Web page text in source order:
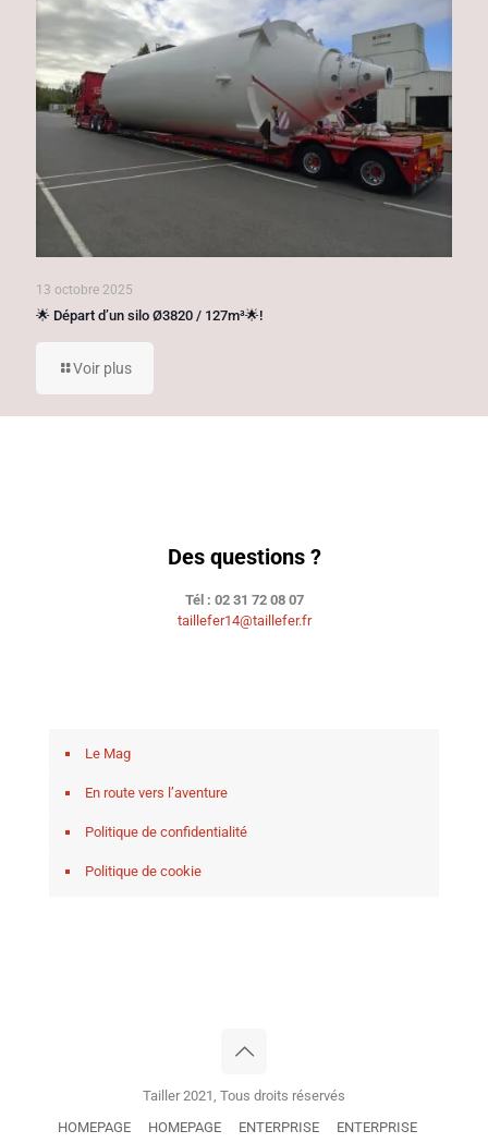
13 octobre 2025
🌟 Départ d’un silo Ø3820 / 127m³🌟!
Voir plus
Des questions ?
Tél : 02 31 72 08 07
taillefer14@taillefer.fr
Le Mag
En route vers l’aventure
Politique de confidentialité
Politique de cookie
Tailler 2021, Tous droits réservés
HOMEPAGE
HOMEPAGE ENTERPRISE
ENTERPRISE